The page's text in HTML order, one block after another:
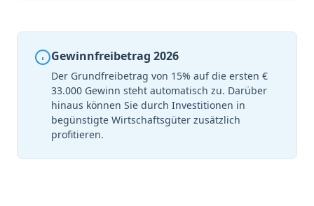
Gewinnfreibetrag 2026
Der Grundfreibetrag von 15% auf die ersten €
33.000 Gewinn steht automatisch zu. Darüber
hinaus können Sie durch Investitionen in
begünstigte Wirtschaftsgüter zusätzlich
profitieren.